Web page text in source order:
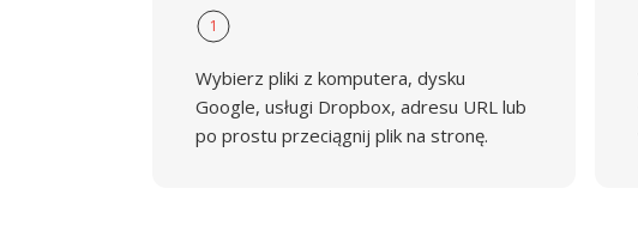
1
Wybierz pliki z komputera, dysku
Google, usługi Dropbox, adresu URL lub
po prostu przeciągnij plik na stronę.